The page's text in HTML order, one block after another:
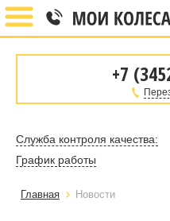
+7
Служба контроля качества:
График работы
Главная Новости